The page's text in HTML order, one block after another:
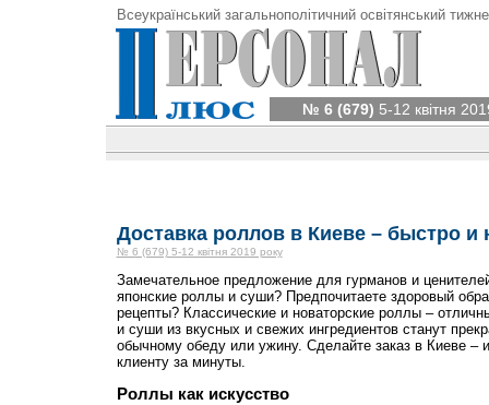
Всеукраїнський загальнополітичний освітянський
№ 6 (679) 5-12 квітня
Доставка роллов в Киеве – быстро и
№ 6 (679) 5-12 квітня 2019 року
Замечательное предложение для гурманов и
японские роллы и суши? Предпочитаете здоровый
рецепты? Классические и новаторские роллы –
и суши из вкусных и свежих ингредиентов станут
обычному обеду или ужину. Сделайте заказ в Киеве –
клиенту за минуты.
Роллы как искусство